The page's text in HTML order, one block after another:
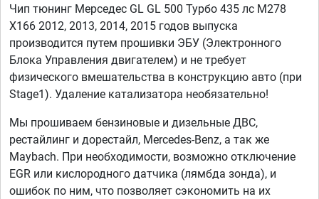
Чип тюнинг Мерседес GL GL 500 Турбо 435 лс M278
X166 2012, 2013, 2014, 2015 годов выпуска
производится путем прошивки ЭБУ (Электронного
Блока Управления двигателем) и не требует
физического вмешательства в конструкцию авто (при
Stage1). Удаление катализатора необязательно!
Мы прошиваем бензиновые и дизельные ДВС,
рестайлинг и дорестайл, Mercedes-Benz, а так же
Maybach. При необходимости, возможно отключение
EGR или кислородного датчика (лямбда зонда), и
ошибок по ним, что позволяет сэкономить на их